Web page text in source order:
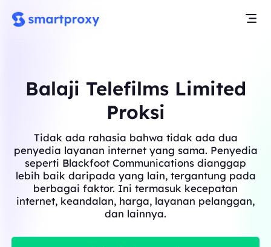
Balaji Telefilms Limited
Proksi
Tidak ada rahasia bahwa tidak ada dua
penyedia layanan internet yang sama. Penyedia
seperti Blackfoot Communications dianggap
lebih baik daripada yang lain, tergantung pada
berbagai faktor. Ini termasuk kecepatan
internet, keandalan, harga, layanan pelanggan,
dan lainnya.